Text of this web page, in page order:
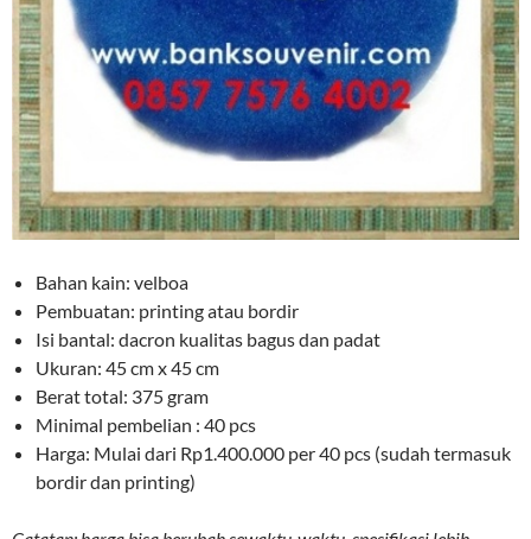
Bahan kain: velboa
Pembuatan: printing atau bordir
Isi bantal: dacron kualitas bagus dan padat
Ukuran: 45 cm x 45 cm
Berat total: 375 gram
Minimal pembelian : 40 pcs
Harga: Mulai dari Rp1.400.000 per 40 pcs (sudah termasuk
bordir dan printing)